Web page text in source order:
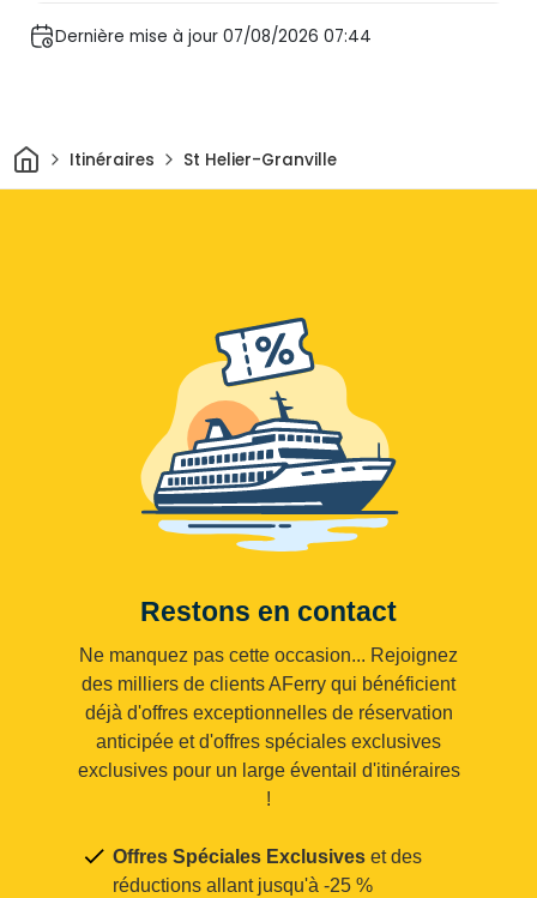
Dernière mise à jour 07/08/2026 07:44
Maison
Itinéraires St Helier-Granville
Restons en contact
Ne manquez pas cette occasion... Rejoignez
des milliers de clients AFerry qui bénéficient
déjà d'offres exceptionnelles de réservation
anticipée et d'offres spéciales exclusives
exclusives pour un large éventail d'itinéraires
!
Offres Spéciales Exclusives et des
réductions allant jusqu'à -25 %